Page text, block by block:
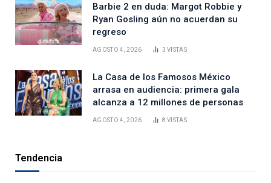
Barbie 2 en duda: Margot Robbie y
Ryan Gosling aún no acuerdan su
regreso
AGOSTO 4, 2026 3VISTAS
La Casa de los Famosos México
arrasa en audiencia: primera gala
alcanza a 12 millones de personas
AGOSTO 4, 2026 8VISTAS
Tendencia